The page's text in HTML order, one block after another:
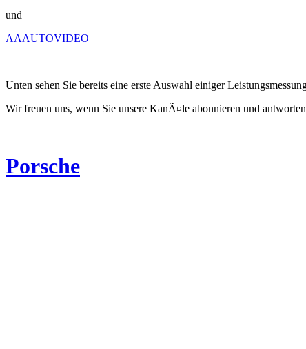
und
AAAUTOVIDEO
Unten sehen Sie bereits eine erste Auswahl einiger
Wir freuen uns, wenn Sie unsere KanÃ¤le abonnieren und
Porsche